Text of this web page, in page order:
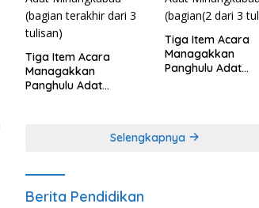
Tiga Item Acara
Managakkan
Panghulu Adat
Tiga Item Acara
Managakkan
Panghulu Adat
Selengkapnya
Berita Pendidikan